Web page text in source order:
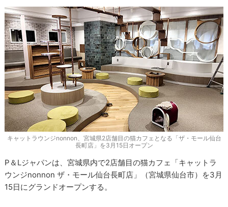
キャットラウンジnonnon、宮城県2店舗目の猫カフェとなる「ザ・モール仙台
長町店」を3月15日オープン
P＆Lジャパンは、宮城県内で2店舗目の猫カフェ「キャットラ
ウンジnonnon ザ・モール仙台長町店」（宮城県仙台市）を3月
15日にグランドオープンする。